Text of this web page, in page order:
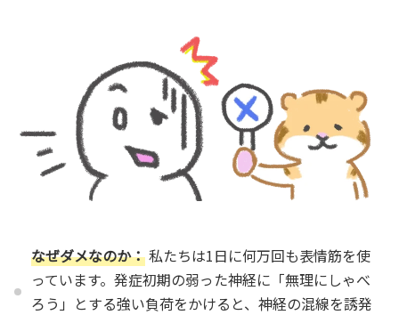
なぜダメなのか：私たちは1日に何万回も表情筋を使
っています。発症初期の弱った神経に「無理にしゃべ
ろう」とする強い負荷をかけると、神経の混線を誘発